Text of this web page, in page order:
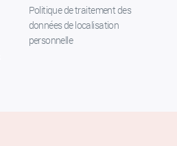
Politique de traitement des
données de localisation
personnelle